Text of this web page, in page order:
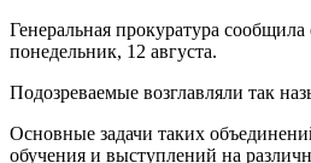
Генеральная прокуратура
понедельник, 12 августа.
Подозреваемые возглавляли так
Основные задачи таких
обучения и выступлений на